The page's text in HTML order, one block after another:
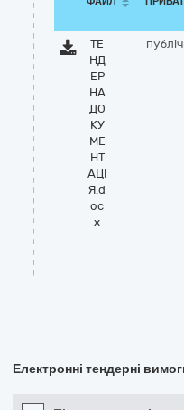
ТЕ
НД
ЕР
НА
ДО
КУ
МЕ
НТ
АЦІ
Я.d
oc
x
Електронні тендерні